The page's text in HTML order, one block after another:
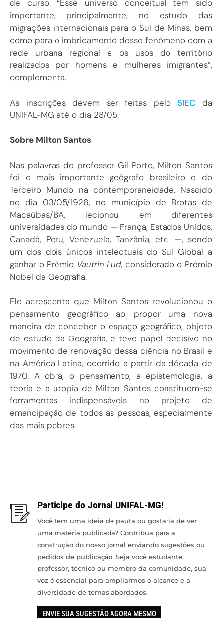
de curso. “Esse universo conceitual tem sido
importante, principalmente, no estudo das
migrações internacionais para o Sul de Minas, bem
como para o imbricamento desse fenômeno com a
rede urbana regional e os usos do território
realizados por homens e mulheres imigrantes”,
complementa.
As inscrições devem ser feitas peloSIEC da
UNIFAL-MG até o dia 28/05.
Sobre Milton Santos
Nas palavras do professor Gil Porto, Milton Santos
foi o mais importante geógrafo brasileiro e do
Terceiro Mundo na contemporaneidade. Nascido
no dia 03/05/1926, no município de Brotas de
Macaúbas/BA, lecionou em diferentes
universidades do mundo — França, Estados Unidos,
Canadá, Peru, Venezuela, Tanzânia, etc. —, sendo
um dos dois únicos intelectuais do Sul Global a
ganhar o Prêmio Vautrin Lud, considerado o Prêmio
Nobel da Geografia.
Ele acrescenta que Milton Santos revolucionou o
pensamento geográfico ao propor uma nova
maneira de conceber o espaço geográfico, objeto
de estudo da Geografia, e teve papel decisivo no
movimento de renovação dessa ciência no Brasil e
na América Latina, ocorrido a partir da década de
1970. A obra, o pensamento, a epistemologia, a
teoria e a utopia de Milton Santos constituem-se
ferramentas indispensáveis no projeto de
emancipação de todos as pessoas, especialmente
das mais pobres.
Participe do Jornal UNIFAL-MG!
Você tem uma ideia de pauta ou gostaria de ver
uma matéria publicada? Contribua para a
construção do nosso jornal enviando sugestões ou
pedidos de publicação. Seja você estudante,
professor, técnico ou membro da comunidade, sua
voz é essencial para ampliarmos o alcance e a
diversidade de temas abordados.
ENVIE SUA SUGESTÃO AGORA MESMO